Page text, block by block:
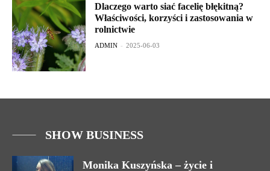
Dlaczego warto siać facelię błękitną?
Właściwości, korzyści i zastosowania w
rolnictwie
ADMIN - 2025-06-03
SHOW BUSINESS
Monika Kuszyńska – życie i